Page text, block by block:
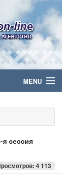
MENU
я сессия
4 113